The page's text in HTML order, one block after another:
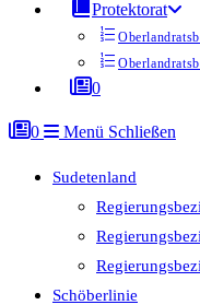
Protektorat
0
0 Menü Schließen
Sudetenland
Schöberlinie